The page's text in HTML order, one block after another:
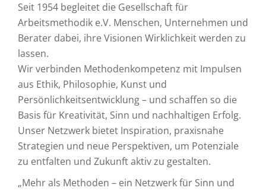
Seit 1954 begleitet die Gesellschaft für
Arbeitsmethodik e.V. Menschen, Unternehmen und
Berater dabei, ihre Visionen Wirklichkeit werden zu
lassen.
Wir verbinden Methodenkompetenz mit Impulsen
aus Ethik, Philosophie, Kunst und
Persönlichkeitsentwicklung – und schaffen so die
Basis für Kreativität, Sinn und nachhaltigen Erfolg.
Unser Netzwerk bietet Inspiration, praxisnahe
Strategien und neue Perspektiven, um Potenziale
zu entfalten und Zukunft aktiv zu gestalten.
„Mehr als Methoden – ein Netzwerk für Sinn und